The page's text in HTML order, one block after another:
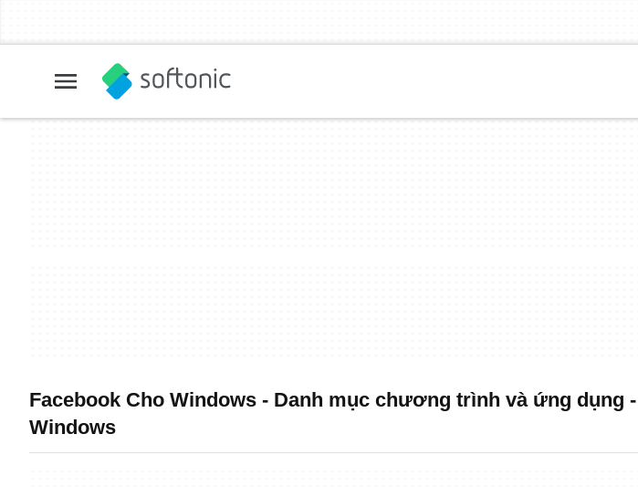
Facebook Cho Windows - Danh mục chương trình và ứng dụng
Windows